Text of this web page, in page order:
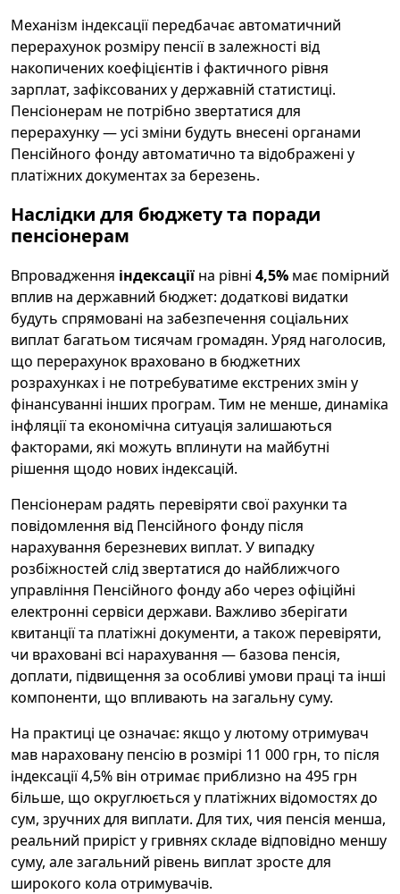
Механізм індексації передбачає автоматичний
перерахунок розміру пенсії в залежності від
накопичених коефіцієнтів і фактичного рівня
зарплат, зафіксованих у державній статистиці.
Пенсіонерам не потрібно звертатися для
перерахунку — усі зміни будуть внесені органами
Пенсійного фонду автоматично та відображені у
платіжних документах за березень.
Наслідки для бюджету та поради
пенсіонерам
Впровадження індексації на рівні 4,5% має помірний
вплив на державний бюджет: додаткові видатки
будуть спрямовані на забезпечення соціальних
виплат багатьом тисячам громадян. Уряд наголосив,
що перерахунок враховано в бюджетних
розрахунках і не потребуватиме екстрених змін у
фінансуванні інших програм. Тим не менше, динаміка
інфляції та економічна ситуація залишаються
факторами, які можуть вплинути на майбутні
рішення щодо нових індексацій.
Пенсіонерам радять перевіряти свої рахунки та
повідомлення від Пенсійного фонду після
нарахування березневих виплат. У випадку
розбіжностей слід звертатися до найближчого
управління Пенсійного фонду або через офіційні
електронні сервіси держави. Важливо зберігати
квитанції та платіжні документи, а також перевіряти,
чи враховані всі нарахування — базова пенсія,
доплати, підвищення за особливі умови праці та інші
компоненти, що впливають на загальну суму.
На практиці це означає: якщо у лютому отримувач
мав нараховану пенсію в розмірі 11 000 грн, то після
індексації 4,5% він отримає приблизно на 495 грн
більше, що округлюється у платіжних відомостях до
сум, зручних для виплати. Для тих, чия пенсія менша,
реальний приріст у гривнях складе відповідно меншу
суму, але загальний рівень виплат зросте для
широкого кола отримувачів.